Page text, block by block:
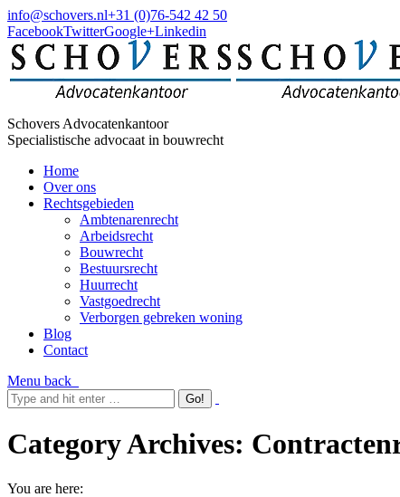
info@schovers.nl+31 (0)76-542 42 50
FacebookTwitterGoogle+Linkedin
Schovers Advocatenkantoor
Specialistische advocaat in bouwrecht
Home
Over ons
Rechtsgebieden
Ambtenarenrecht
Arbeidsrecht
Bouwrecht
Bestuursrecht
Huurrecht
Vastgoedrecht
Verborgen gebreken woning
Blog
Contact
Menu back
Category Archives:
You are here: